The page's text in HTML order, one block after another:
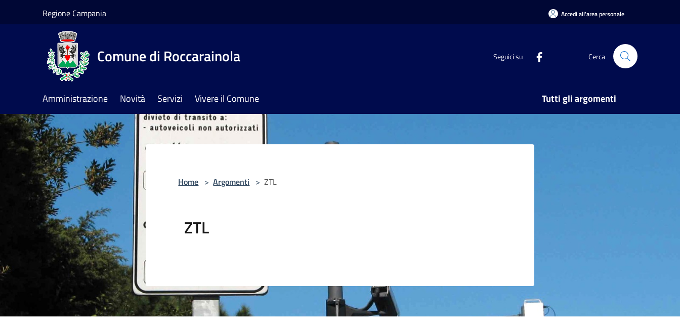
Regione Campania Accedi all'area personale
Comune di Roccarainola Seguici su Cerca
Amministrazione Novità Servizi Vivere il Comune Tutti gli argomenti
Home > Argomenti > ZTL
ZTL